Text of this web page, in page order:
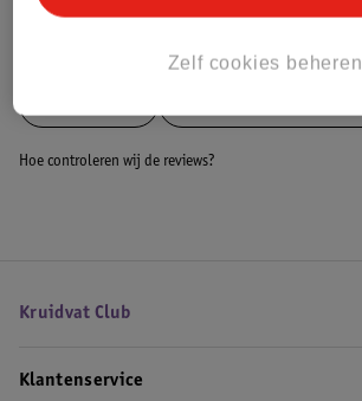
Hoe controleren wij de reviews?
Kruidvat Club
Klantenservice
Zelf cookies beheren